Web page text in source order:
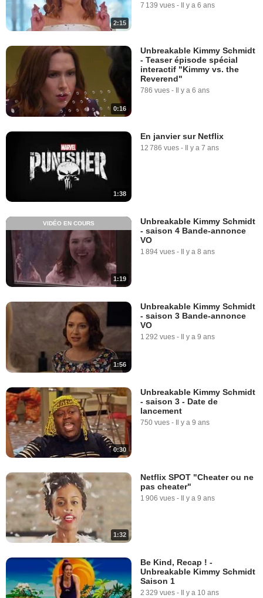
2:15
7 139 vues - Il y a 6 ans
0:16
Unbreakable Kimmy Schmidt
- Teaser épisode spécial
interactif "Kimmy vs. the
Reverend"
786 vues - Il y a 6 ans
1:38
En janvier sur Netflix
12 786 vues - Il y a 7 ans
1:19
VIDÉO EN COURS
Unbreakable Kimmy Schmidt
- saison 4 Bande-annonce
VO
1 894 vues - Il y a 8 ans
1:56
Unbreakable Kimmy Schmidt
- saison 3 Bande-annonce
VO
1 292 vues - Il y a 9 ans
0:30
Unbreakable Kimmy Schmidt
- saison 3 - Date de
lancement
750 vues - Il y a 9 ans
1:32
Netflix SPOT "Cheater ou ne
pas cheater"
1 906 vues - Il y a 9 ans
Be Kind, Recap ! -
Unbreakable Kimmy Schmidt
Saison 1
2 329 vues - Il y a 10 ans